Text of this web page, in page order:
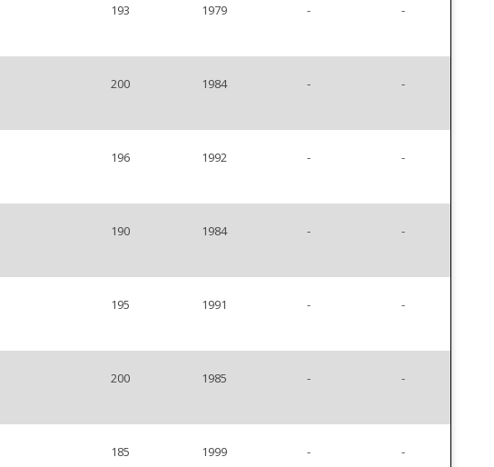
193 1979 - -
200 1984 - -
196 1992 - -
190 1984 - -
195 1991 - -
200 1985 - -
185 1999 - -